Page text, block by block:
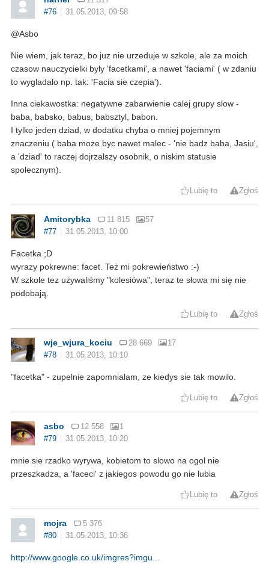
#76
31.05.2013, 09:58
@Asbo
Nie wiem, jak teraz, bo juz nie urzeduje w szkole, ale za moich
czasow nauczycielki byly 'facetkami', a nawet 'faciami' ( w zdaniu
to wygladalo np. tak: 'Facia sie czepia').
Inna ciekawostka: negatywne zabarwienie calej grupy slow -
baba, babsko, babus, babsztyl, babon.
I tylko jeden dziad, w dodatku chyba o mniej pojemnym
znaczeniu ( baba moze byc nawet malec - 'nie badz baba, Jasiu',
a 'dziad' to raczej dojrzalszy osobnik, o niskim statusie
spolecznym).
Lubię to Zgłoś
Amitorybka 11 815
57
#77
31.05.2013, 10:00
Facetka ;D
wyrazy pokrewne: facet. Też mi pokrewieństwo :-)
W szkole tez używaliśmy "kolesiówa", teraz te słowa mi się nie
podobają.
Lubię to Zgłoś
wje_wjura_kociu 28 669
17
#78
31.05.2013, 10:10
"facetka" - zupelnie zapomnialam, ze kiedys sie tak mowilo.
Lubię to Zgłoś
asbo 12 558
1
#79
31.05.2013, 10:20
mnie sie rzadko wyrywa, kobietom to slowo na ogol nie
przeszkadza, a 'faceci' z jakiegos powodu go nie lubia
Lubię to Zgłoś
mojra
5 376
#80
31.05.2013, 10:36
http://www.google.co.uk/imgres?imgu...